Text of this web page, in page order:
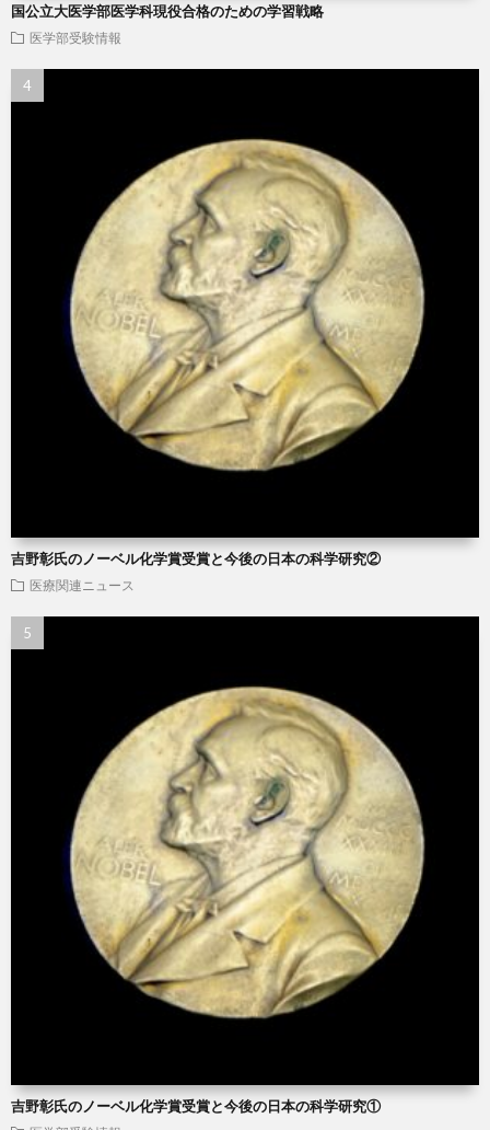
国公立大医学部医学科現役合格のための学習戦略
医学部受験情報
吉野彰氏のノーベル化学賞受賞と今後の日本の科学研究②
医療関連ニュース
吉野彰氏のノーベル化学賞受賞と今後の日本の科学研究①